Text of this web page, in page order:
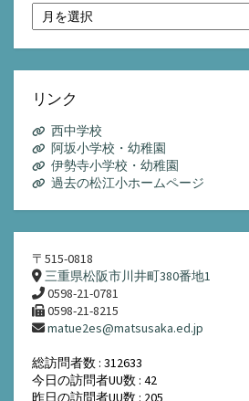
別
ア
イ
リンク
西中学校
阿坂小学校・幼稚園
伊勢寺小学校・幼稚園
過去の松江小ホームページ
〒515-0818
三重県松阪市川井町380番地1
0598-21-0781
0598-21-8215
matue2es@matsusaka.ed.jp
総訪問者数 : 312633
今日の訪問者UU数 : 42
昨日の訪問者UU数 : 205